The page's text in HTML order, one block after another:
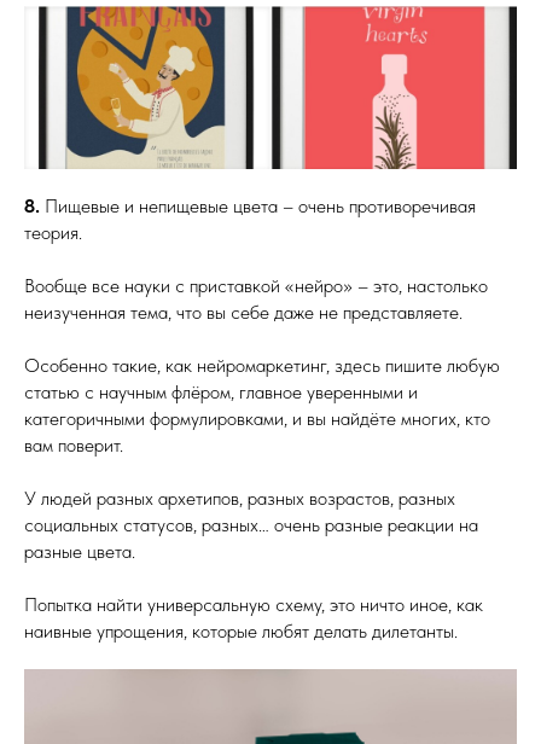
8. Пищевые и непищевые цвета – очень противоречивая
теория.
Вообще все науки с приставкой «нейро» – это, настолько
неизученная тема, что вы себе даже не представляете.
Особенно такие, как нейромаркетинг, здесь пишите любую
статью с научным флёром, главное уверенными и
категоричными формулировками, и вы найдёте многих, кто
вам поверит.
У людей разных архетипов, разных возрастов, разных
социальных статусов, разных… очень разные реакции на
разные цвета.
Попытка найти универсальную схему, это ничто иное, как
наивные упрощения, которые любят делать дилетанты.